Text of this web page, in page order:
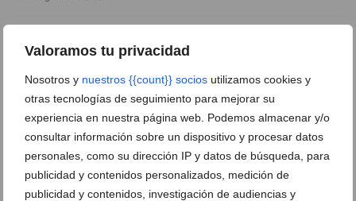
Valoramos tu privacidad
Nosotros y nuestros {{count}} socios utilizamos cookies y
otras tecnologías de seguimiento para mejorar su
experiencia en nuestra página web. Podemos almacenar y/o
consultar información sobre un dispositivo y procesar datos
personales, como su dirección IP y datos de búsqueda, para
publicidad y contenidos personalizados, medición de
publicidad y contenidos, investigación de audiencias y